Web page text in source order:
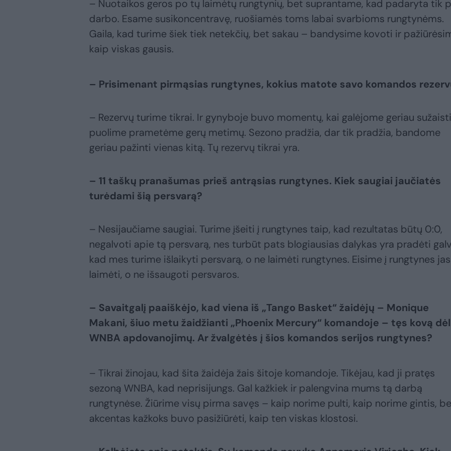
– Nuotaikos geros po tų laimėtų rungtynių, bet suprantame, kad padaryta tik
darbo. Esame susikoncentravę, ruošiamės toms labai svarbioms rungtynėms.
Gaila, kad turime šiek tiek netekčių, bet sakau – bandysime kovoti ir
kaip viskas gausis.
– Prisimenant pirmąsias rungtynes, kokius matote savo komandos
– Rezervų turime tikrai. Ir gynyboje buvo momentų, kai galėjome geriau
puolime prametėme gerų metimų. Sezono pradžia, dar tik pradžia, bandome
geriau pažinti vienas kitą. Tų rezervų tikrai yra.
– 11 taškų pranašumas prieš antrąsias rungtynes. Kiek saugiai jaučiatės
turėdami šią persvarą?
– Nesijaučiame saugiai. Turime įšeiti į rungtynes taip, kad rezultatas būtų 0:0,
negalvoti apie tą persvarą, nes turbūt pats blogiausias dalykas yra pradėti
kad mes turime išlaikyti persvarą, o ne laimėti rungtynes. Eisime į rungtynes jas
laimėti, o ne išsaugoti persvaros.
– Savaitgalį paaiškėjo, kad viena iš „Tango Basket“ žaidėjų – Monique
Makani, šiuo metu žaidžianti „Phoenix Mercury“ komandoje – tęs kovą dėl
WNBA apdovanojimų. Ar žvalgėtės į šios komandos serijos rungtynes?
– Tikrai žinojau, kad šita žaidėja žais šitoje komandoje. Tikėjau, kad ji pratęs
sezoną WNBA, kad neprisijungs. Gal kažkiek ir palengvina mums tą darbą
rungtynėse. Žiūrime visų pirma savęs – kaip norime pulti, kaip norime gintis,
akcentas kažkoks buvo pasižiūrėti, kaip ten viskas klostosi.